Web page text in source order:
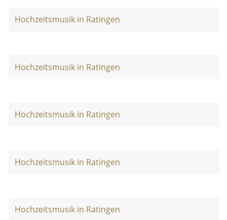
Hochzeitsmusik in Ratingen
Hochzeitsmusik in Ratingen
Hochzeitsmusik in Ratingen
Hochzeitsmusik in Ratingen
Hochzeitsmusik in Ratingen